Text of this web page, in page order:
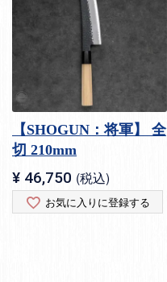
【SHOGUN：将軍】 全
切 210mm
¥ 46,750 税込
お気に入りに登録する